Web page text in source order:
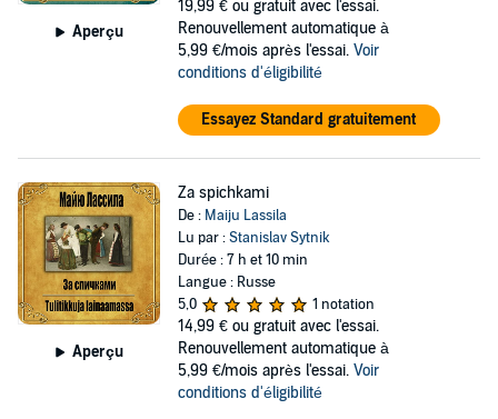
Aperçu
19,99 € ou gratuit avec l'essai.
Renouvellement automatique à
5,99 €/mois après l'essai. Voir
conditions d'éligibilité
Essayez Standard gratuitement
Aperçu
Za spichkami
De : Maiju Lassila
Lu par :Stanislav Sytnik
Durée : 7 h et 10 min
Langue : Russe
5,0
1 notation
14,99 € ou gratuit avec l'essai.
Renouvellement automatique à
5,99 €/mois après l'essai. Voir
conditions d'éligibilité